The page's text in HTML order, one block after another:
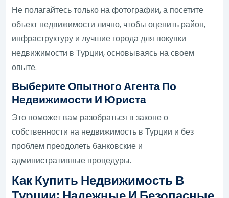
Не полагайтесь только на фотографии, а посетите
объект недвижимости лично, чтобы оценить район,
инфраструктуру и лучшие города для покупки
недвижимости в Турции, основываясь на своем
опыте.
Выберите Опытного Агента По
Недвижимости И Юриста
Это поможет вам разобраться в законе о
собственности на недвижимость в Турции и без
проблем преодолеть банковские и
административные процедуры.
Как Купить Недвижимость В